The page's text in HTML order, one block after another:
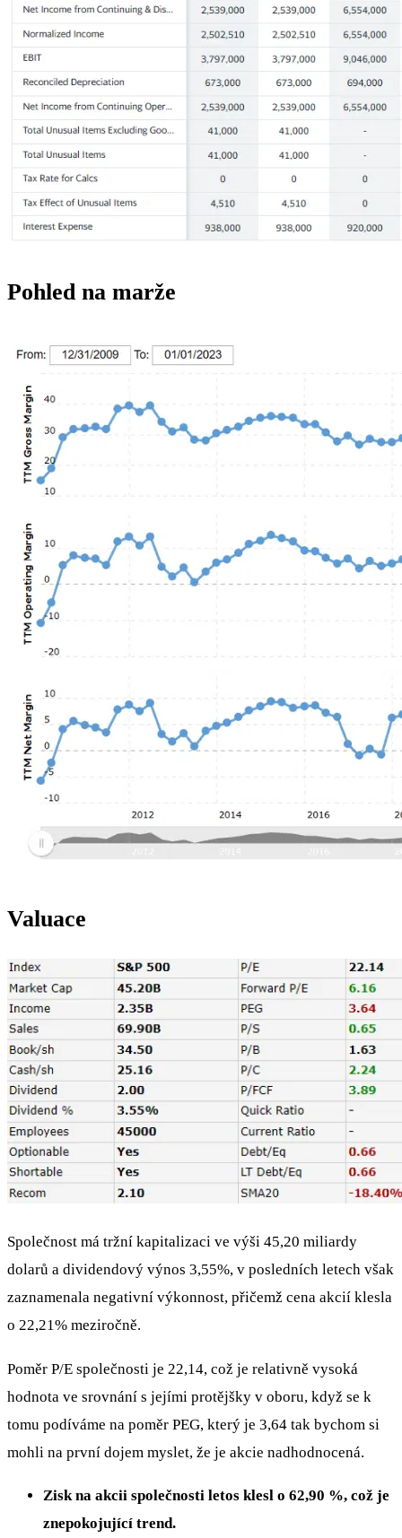
Pohled na marže
Valuace
Společnost má tržní kapitalizaci ve výši 45,20 miliardy
dolarů a dividendový výnos 3,55%, v posledních letech však
zaznamenala negativní výkonnost, přičemž cena akcií klesla
o 22,21% meziročně.
Poměr P/E společnosti je 22,14, což je relativně vysoká
hodnota ve srovnání s jejími protějšky v oboru, když se k
tomu podíváme na poměr PEG, který je 3,64 tak bychom si
mohli na první dojem myslet, že je akcie nadhodnocená.
Zisk na akcii společnosti letos klesl o 62,90 %, což je
znepokojující trend.